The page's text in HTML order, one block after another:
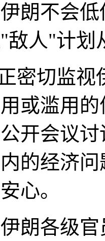
朗不会
敌人"计划
密切监视
或滥用
开会议
的经济
心。
朗各级